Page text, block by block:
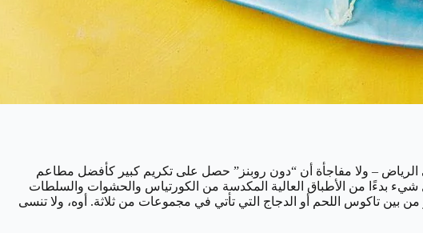
الرياض – ولا مفاجأة أن “دون روبنز” حصل على تكريم كبير كأفضل مطاعم
في المطبخ وهم يحضرون كل شيء بدءًا من الأطباق العالية المكدسة من الكورتياس والحشوات والسلطات
الدبلوماسي منذ افتتاحها في أبريل 2022. على القائمة، يمكنك الاختيار من بين تاكوس اللحم أو الدجاج التي تأتي في مجموعات من ثلاثة. أوه، ولا تنسى